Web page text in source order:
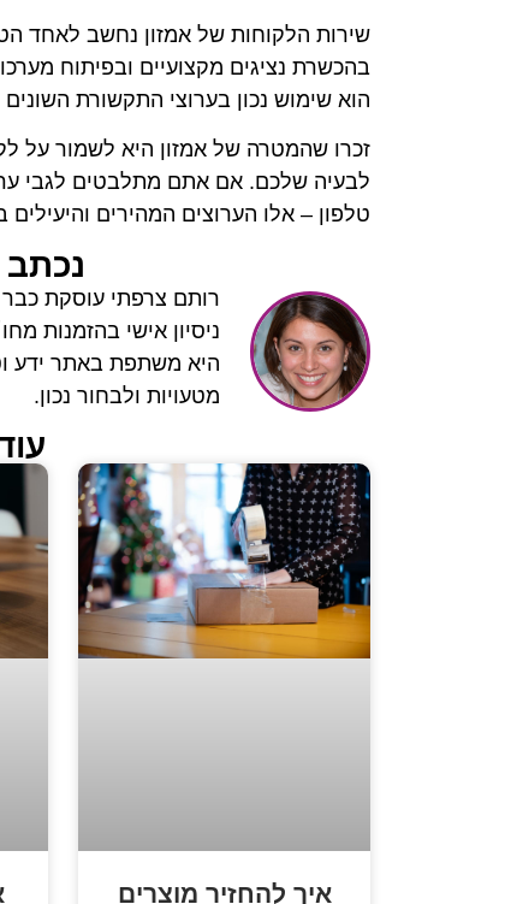
שירות הלקוחות של אמזון נחשב לאחד
בהכשרת נציגים מקצועיים ובפיתוח
הוא שימוש נכון בערוצי התקשורת
זכרו שהמטרה של אמזון היא לשמור על
לבעיה שלכם. אם אתם מתלבטים לגבי
טלפון – אלו הערוצים המהירים והיעילים
נכתב
רותם צרפתי עוסקת
ניסיון אישי בהזמנות
היא משתפת באתר ידע
מטעויות ולבחור נכון.
איך להחזיר מוצרים